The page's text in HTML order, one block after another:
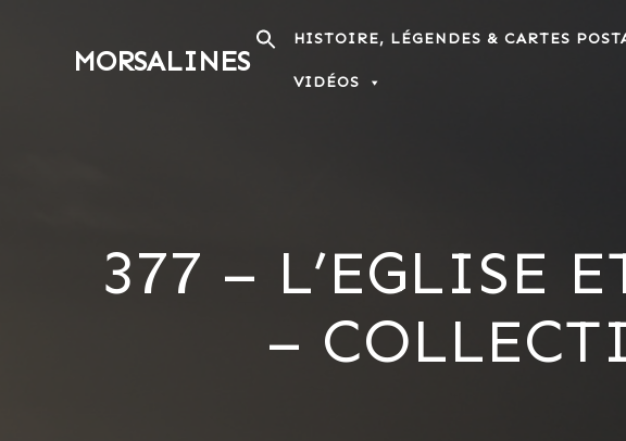
MORSALINES
HISTOIRE, LÉGENDES & CARTES
VIDÉOS
377 – L’EGLISE
–